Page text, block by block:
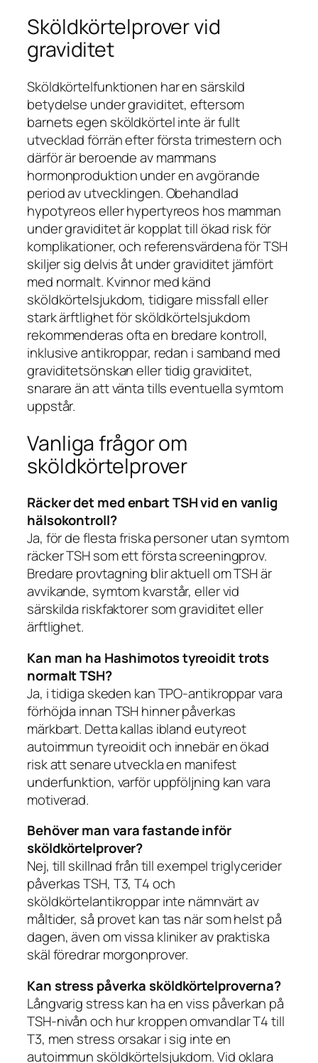
Sköldkörtelprover vid
graviditet
Sköldkörtelfunktionen har en särskild
betydelse under graviditet, eftersom
barnets egen sköldkörtel inte är fullt
utvecklad förrän efter första trimestern och
därför är beroende av mammans
hormonproduktion under en avgörande
period av utvecklingen. Obehandlad
hypotyreos eller hypertyreos hos mamman
under graviditet är kopplat till ökad risk för
komplikationer, och referensvärdena för TSH
skiljer sig delvis åt under graviditet jämfört
med normalt. Kvinnor med känd
sköldkörtelsjukdom, tidigare missfall eller
stark ärftlighet för sköldkörtelsjukdom
rekommenderas ofta en bredare kontroll,
inklusive antikroppar, redan i samband med
graviditetsönskan eller tidig graviditet,
snarare än att vänta tills eventuella symtom
uppstår.
Vanliga frågor om
sköldkörtelprover
Räcker det med enbart TSH vid en vanlig
hälsokontroll?
Ja, för de flesta friska personer utan symtom
räcker TSH som ett första screeningprov.
Bredare provtagning blir aktuell om TSH är
avvikande, symtom kvarstår, eller vid
särskilda riskfaktorer som graviditet eller
ärftlighet.
Kan man ha Hashimotos tyreoidit trots
normalt TSH?
Ja, i tidiga skeden kan TPO-antikroppar vara
förhöjda innan TSH hinner påverkas
märkbart. Detta kallas ibland eutyreot
autoimmun tyreoidit och innebär en ökad
risk att senare utveckla en manifest
underfunktion, varför uppföljning kan vara
motiverad.
Behöver man vara fastande inför
sköldkörtelprover?
Nej, till skillnad från till exempel triglycerider
påverkas TSH, T3, T4 och
sköldkörtelantikroppar inte nämnvärt av
måltider, så provet kan tas när som helst på
dagen, även om vissa kliniker av praktiska
skäl föredrar morgonprover.
Kan stress påverka sköldkörtelproverna?
Långvarig stress kan ha en viss påverkan på
TSH-nivån och hur kroppen omvandlar T4 till
T3, men stress orsakar i sig inte en
autoimmun sköldkörtelsjukdom. Vid oklara